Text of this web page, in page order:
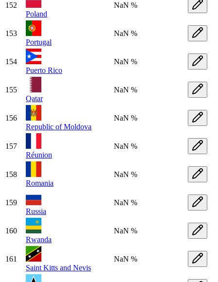
152
Poland
NaN %
153
Portugal
NaN %
154
Puerto Rico
NaN %
155
Qatar
NaN %
156
Republic of Moldova
NaN %
157
Réunion
NaN %
158
Romania
NaN %
159
Russia
NaN %
160
Rwanda
NaN %
161
Saint Kitts and Nevis
NaN %